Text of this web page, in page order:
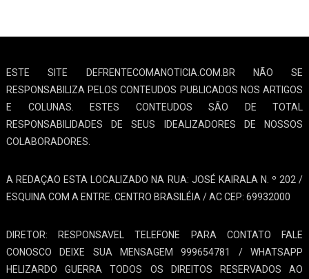
ESTE SITE DEFRENTECOMANOTICIA.COM.BR NÃO SE
RESPONSABILIZA PELOS CONTEUDOS PUBLICADOS NOS ARTIGOS
E COLUNAS. ESTES CONTEUDOS SÃO DE TOTAL
RESPONSABILIDADES DE SEUS IDEALIZADORES DE NOSSOS
COLABORADORES.
A REDAÇAO ESTA LOCALIZADO NA RUA: JOSÉ KAIRALA N. º 202 /
ESQUINA COM A ENTRE. CENTRO BRASILÉIA / AC CEP: 69932000
DIRETOR: RESPONSAVEL TELEFONE PARA CONTATO FALE
CONOSCO DEIXE SUA MENSAGEM 999654781 / WHATSAPP
HELIZARDO GUERRA TODOS OS DIREITOS RESERVADOS AO